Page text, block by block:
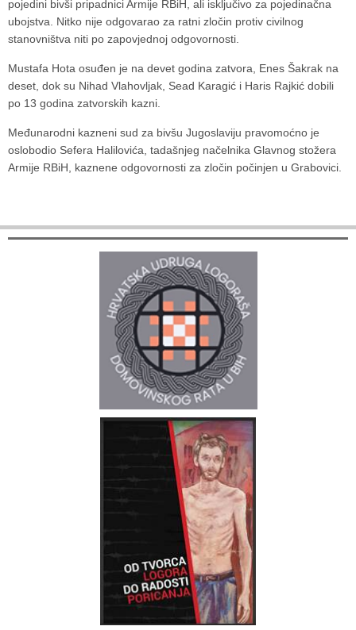
pojedini bivši pripadnici Armije RBiH, ali isključivo za pojedinačna
ubojstva. Nitko nije odgovarao za ratni zločin protiv civilnog
stanovništva niti po zapovjednoj odgovornosti.
Mustafa Hota osuđen je na devet godina zatvora, Enes Šakrak na
deset, dok su Nihad Vlahovljak, Sead Karagić i Haris Rajkić dobili
po 13 godina zatvorskih kazni.
Međunarodni kazneni sud za bivšu Jugoslaviju pravomoćno je
oslobodio Sefera Halilovića, tadašnjeg načelnika Glavnog stožera
Armije RBiH, kaznene odgovornosti za zločin počinjen u Grabovici.